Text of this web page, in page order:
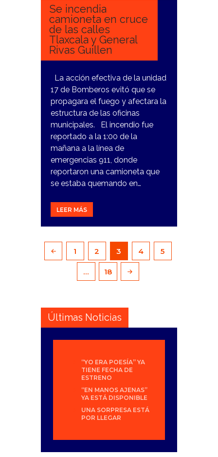
Se incendia
camioneta en cruce
de las calles
Tlaxcala y General
Rivas Guillen
La acción efectiva de la unidad
17 de Bomberos evitó que se
propagara el fuego y afectara la
estructura de las oficinas
municipales. El incendio fue
reportado a la 1:00 de la
mañana a la línea de
emergencias 911, donde
reportaron una camioneta que
se estaba quemando en…
LEER MÁS
Paginación
de
entradas
<
PAGE
1 PAGE
2 PAGE
3 PAGE
4 PAGE
5
… PAGE
18
Últimas Noticias
“YO ERA POESÍA” YA
TIENE FECHA DE
ESTRENO
“EN MANOS AJENAS”
YA ESTÁ DISPONIBLE
UNA SORPRESA ESTÁ
POR LLEGAR